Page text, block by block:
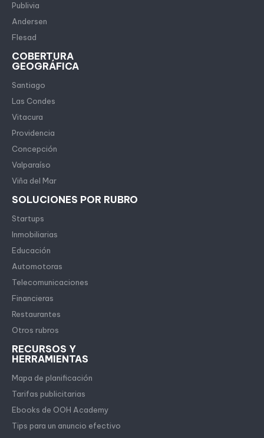
Publivia
Andersen
Flesad
COBERTURA
GEOGRÁFICA
Santiago
Las Condes
Vitacura
Providencia
Concepción
Valparaíso
Viña del Mar
SOLUCIONES POR RUBRO
Startups
Inmobiliarias
Educación
Automotoras
Telecomunicaciones
Financieras
Restaurantes
Otros rubros
RECURSOS Y
HERRAMIENTAS
Mapa de planificación
Tarifas publicitarias
Ebooks de OOH Academy
Tips para un anuncio efectivo